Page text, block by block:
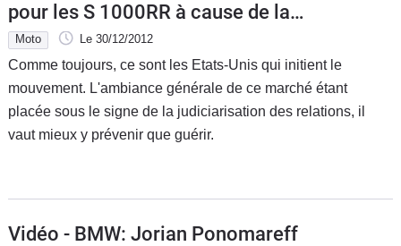
pour les S 1000RR à cause de la
béquille latérale
Moto Le 30/12/2012
Comme toujours, ce sont les Etats-Unis qui initient le
mouvement. L'ambiance générale de ce marché étant
placée sous le signe de la judiciarisation des relations, il
vaut mieux y prévenir que guérir.
Vidéo - BMW: Jorian Ponomareff